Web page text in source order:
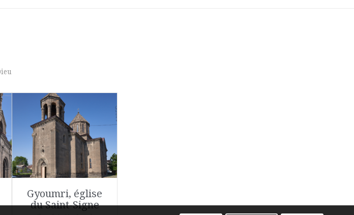
Gyoumri, église
du Saint-Signe